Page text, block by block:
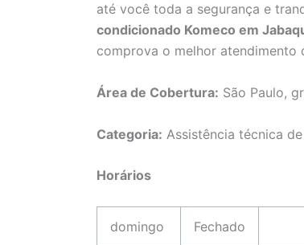
até você toda a segurança e
condicionado Komeco em
comprova o melhor atendimento
Área de Cobertura: São Paulo,
Categoria: Assistência técnica
Horários
domingo Fechado